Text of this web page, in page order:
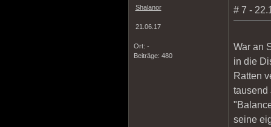
Shalanor
21.06.17
Ort: -
Beiträge: 480
# 7 -
War an
in die
Ratten
tausend
seine